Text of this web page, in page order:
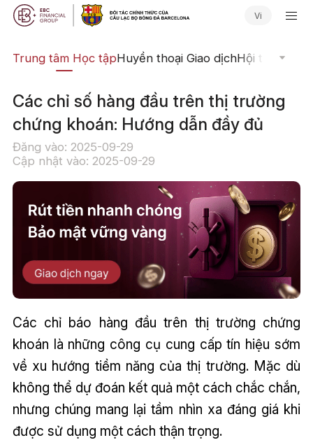
Vi
Trung tâm Học tậpHuyền thoại Giao dịchHội thảo
Các chỉ số hàng đầu trên thị trường
chứng khoán: Hướng dẫn đầy đủ
Đăng vào: 2025-09-29
Cập nhật vào: 2025-09-29
Các chỉ báo hàng đầu trên thị trường chứng
khoán là những công cụ cung cấp tín hiệu sớm
về xu hướng tiềm năng của thị trường. Mặc dù
không thể dự đoán kết quả một cách chắc chắn,
nhưng chúng mang lại tầm nhìn xa đáng giá khi
được sử dụng một cách thận trọng.